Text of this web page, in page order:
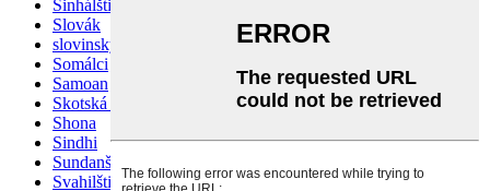
Sinhálština
Slovák
slovinský
Somálci
Samoan
Skotská gaelština
Shona
Sindhi
Sundanština
Svahilština